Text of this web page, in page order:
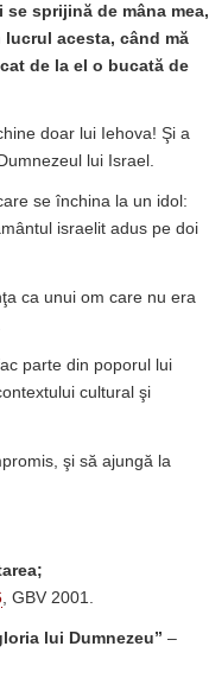
se sprijină de mâna mea,
acesta, când mă
de la el o bucată de
doar lui Iehova! Şi a
lui Israel.
se închina la un idol:
israelit adus pe doi
ca unui om care nu era
parte din poporul lui
cultural şi
şi să ajungă la
, GBV 2001.
lui Dumnezeu” –